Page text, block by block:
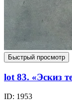
Быстрый просмотр
lot 83. «Эскиз
ID: 1953